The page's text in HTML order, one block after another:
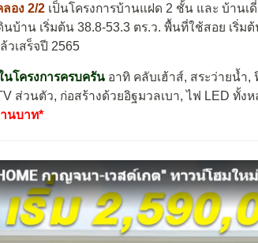
อง 2/2 เป็นโครงการบ้านแฝด 2 ชั้น และ บ้าน
บ้าน เริ่มต้น 38.8-53.3 ตร.ว. พื้นที่ใช้สอย เริ่ม
วเสร็จปี 2565
โครงการครบครัน อาทิ คลับเฮ้าส์, สระว่ายน้ำ,
ส่วนตัว, ก่อสร้างด้วยอิฐมวลเบา, ไฟ LED ทั้งห
นบาท*